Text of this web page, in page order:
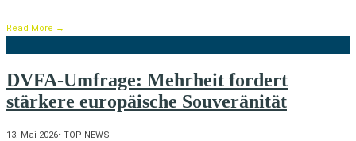
Read More →
DVFA-Umfrage: Mehrheit fordert
stärkere europäische Souveränität
13. Mai 2026• TOP-NEWS